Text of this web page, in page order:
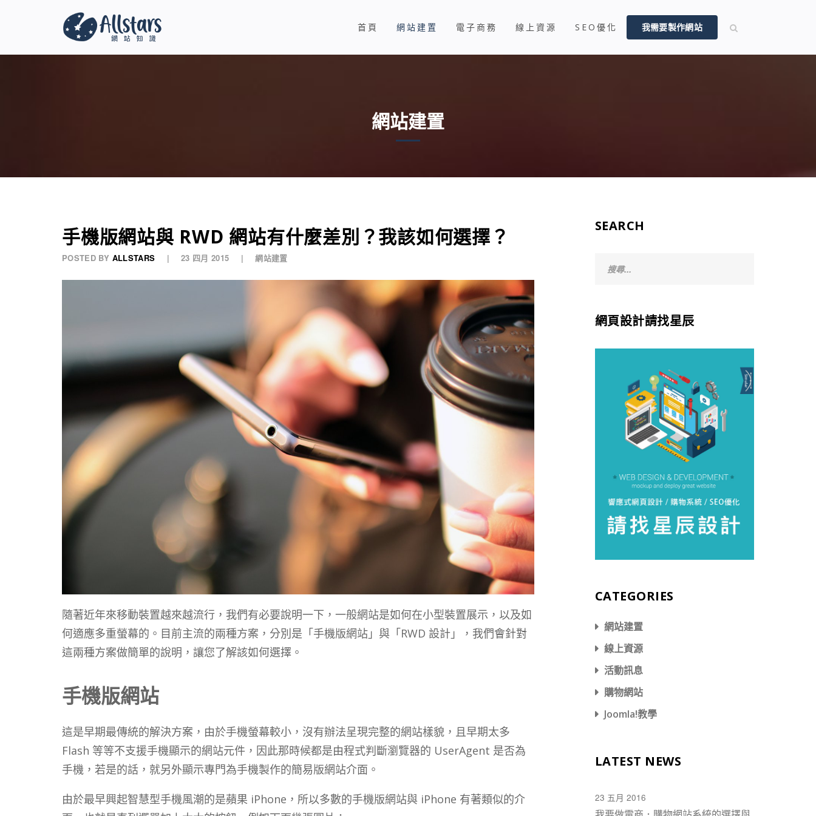
我需要製作網站
首頁 網站建置 電子商務 線上資源 SEO優化
網站建置
手機版網站與 RWD 網站有什麼差別？我該如何選擇？
POSTED BY ALLSTARS 23 四月 2015 網站建置
隨著近年來移動裝置越來越流行，我們有必要說明一下，一般網站是如何在小型裝置展示，以及如
何適應多重螢幕的。目前主流的兩種方案，分別是「手機版網站」與「RWD 設計」，我們會針對
這兩種方案做簡單的說明，讓您了解該如何選擇。
手機版網站
這是早期最傳統的解決方案，由於手機螢幕較小，沒有辦法呈現完整的網站樣貌，且早期太多
Flash 等等不支援手機顯示的網站元件，因此那時候都是由程式判斷瀏覽器的 UserAgent 是否為
手機，若是的話，就另外顯示專門為手機製作的簡易版網站介面。
由於最早興起智慧型手機風潮的是蘋果 iPhone，所以多數的手機版網站與 iPhone 有著類似的介
SEARCH
網頁設計請找星辰
CATEGORIES
網站建置
線上資源
活動訊息
購物網站
Joomla!教學
LATEST NEWS
23 五月 2016